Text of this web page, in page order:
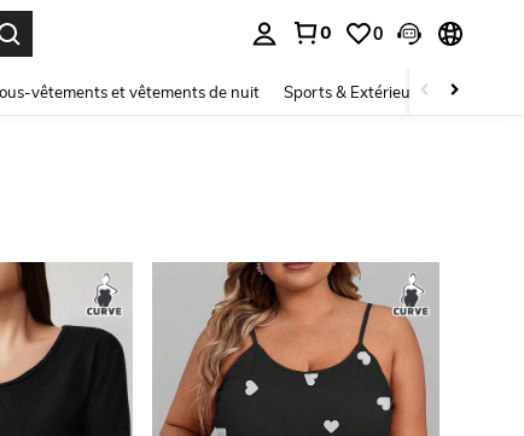
0 0
vêtements et vêtements de nuit Sports & Extérieur Enfants